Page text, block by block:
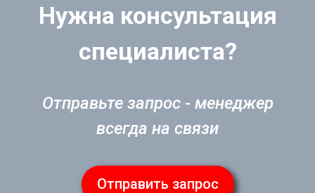
Нужна консультация
специалиста?
Отправьте запрос - менеджер
всегда на связи
Отправить запрос